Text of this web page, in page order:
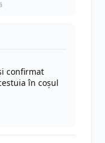
confirmat
în coșul